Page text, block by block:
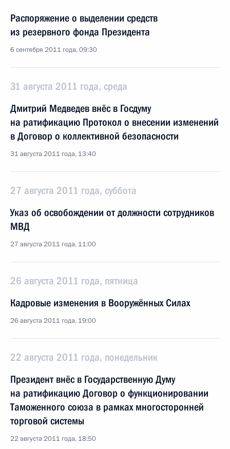
Распоряжение о выделении средств
из резервного фонда Президента
6 сентября 2011 года, 09:30
31 августа 2011 года, среда
Дмитрий Медведев внёс в Госдуму
на ратификацию Протокол о внесении изменений
в Договор о коллективной безопасности
31 августа 2011 года, 13:40
27 августа 2011 года, суббота
Указ об освобождении от должности сотрудников
МВД
27 августа 2011 года, 11:00
26 августа 2011 года, пятница
Кадровые изменения в Вооружённых Силах
26 августа 2011 года, 19:00
22 августа 2011 года, понедельник
Президент внёс в Государственную Думу
на ратификацию Договор о функционировании
Таможенного союза в рамках многосторонней
торговой системы
22 августа 2011 года, 18:50